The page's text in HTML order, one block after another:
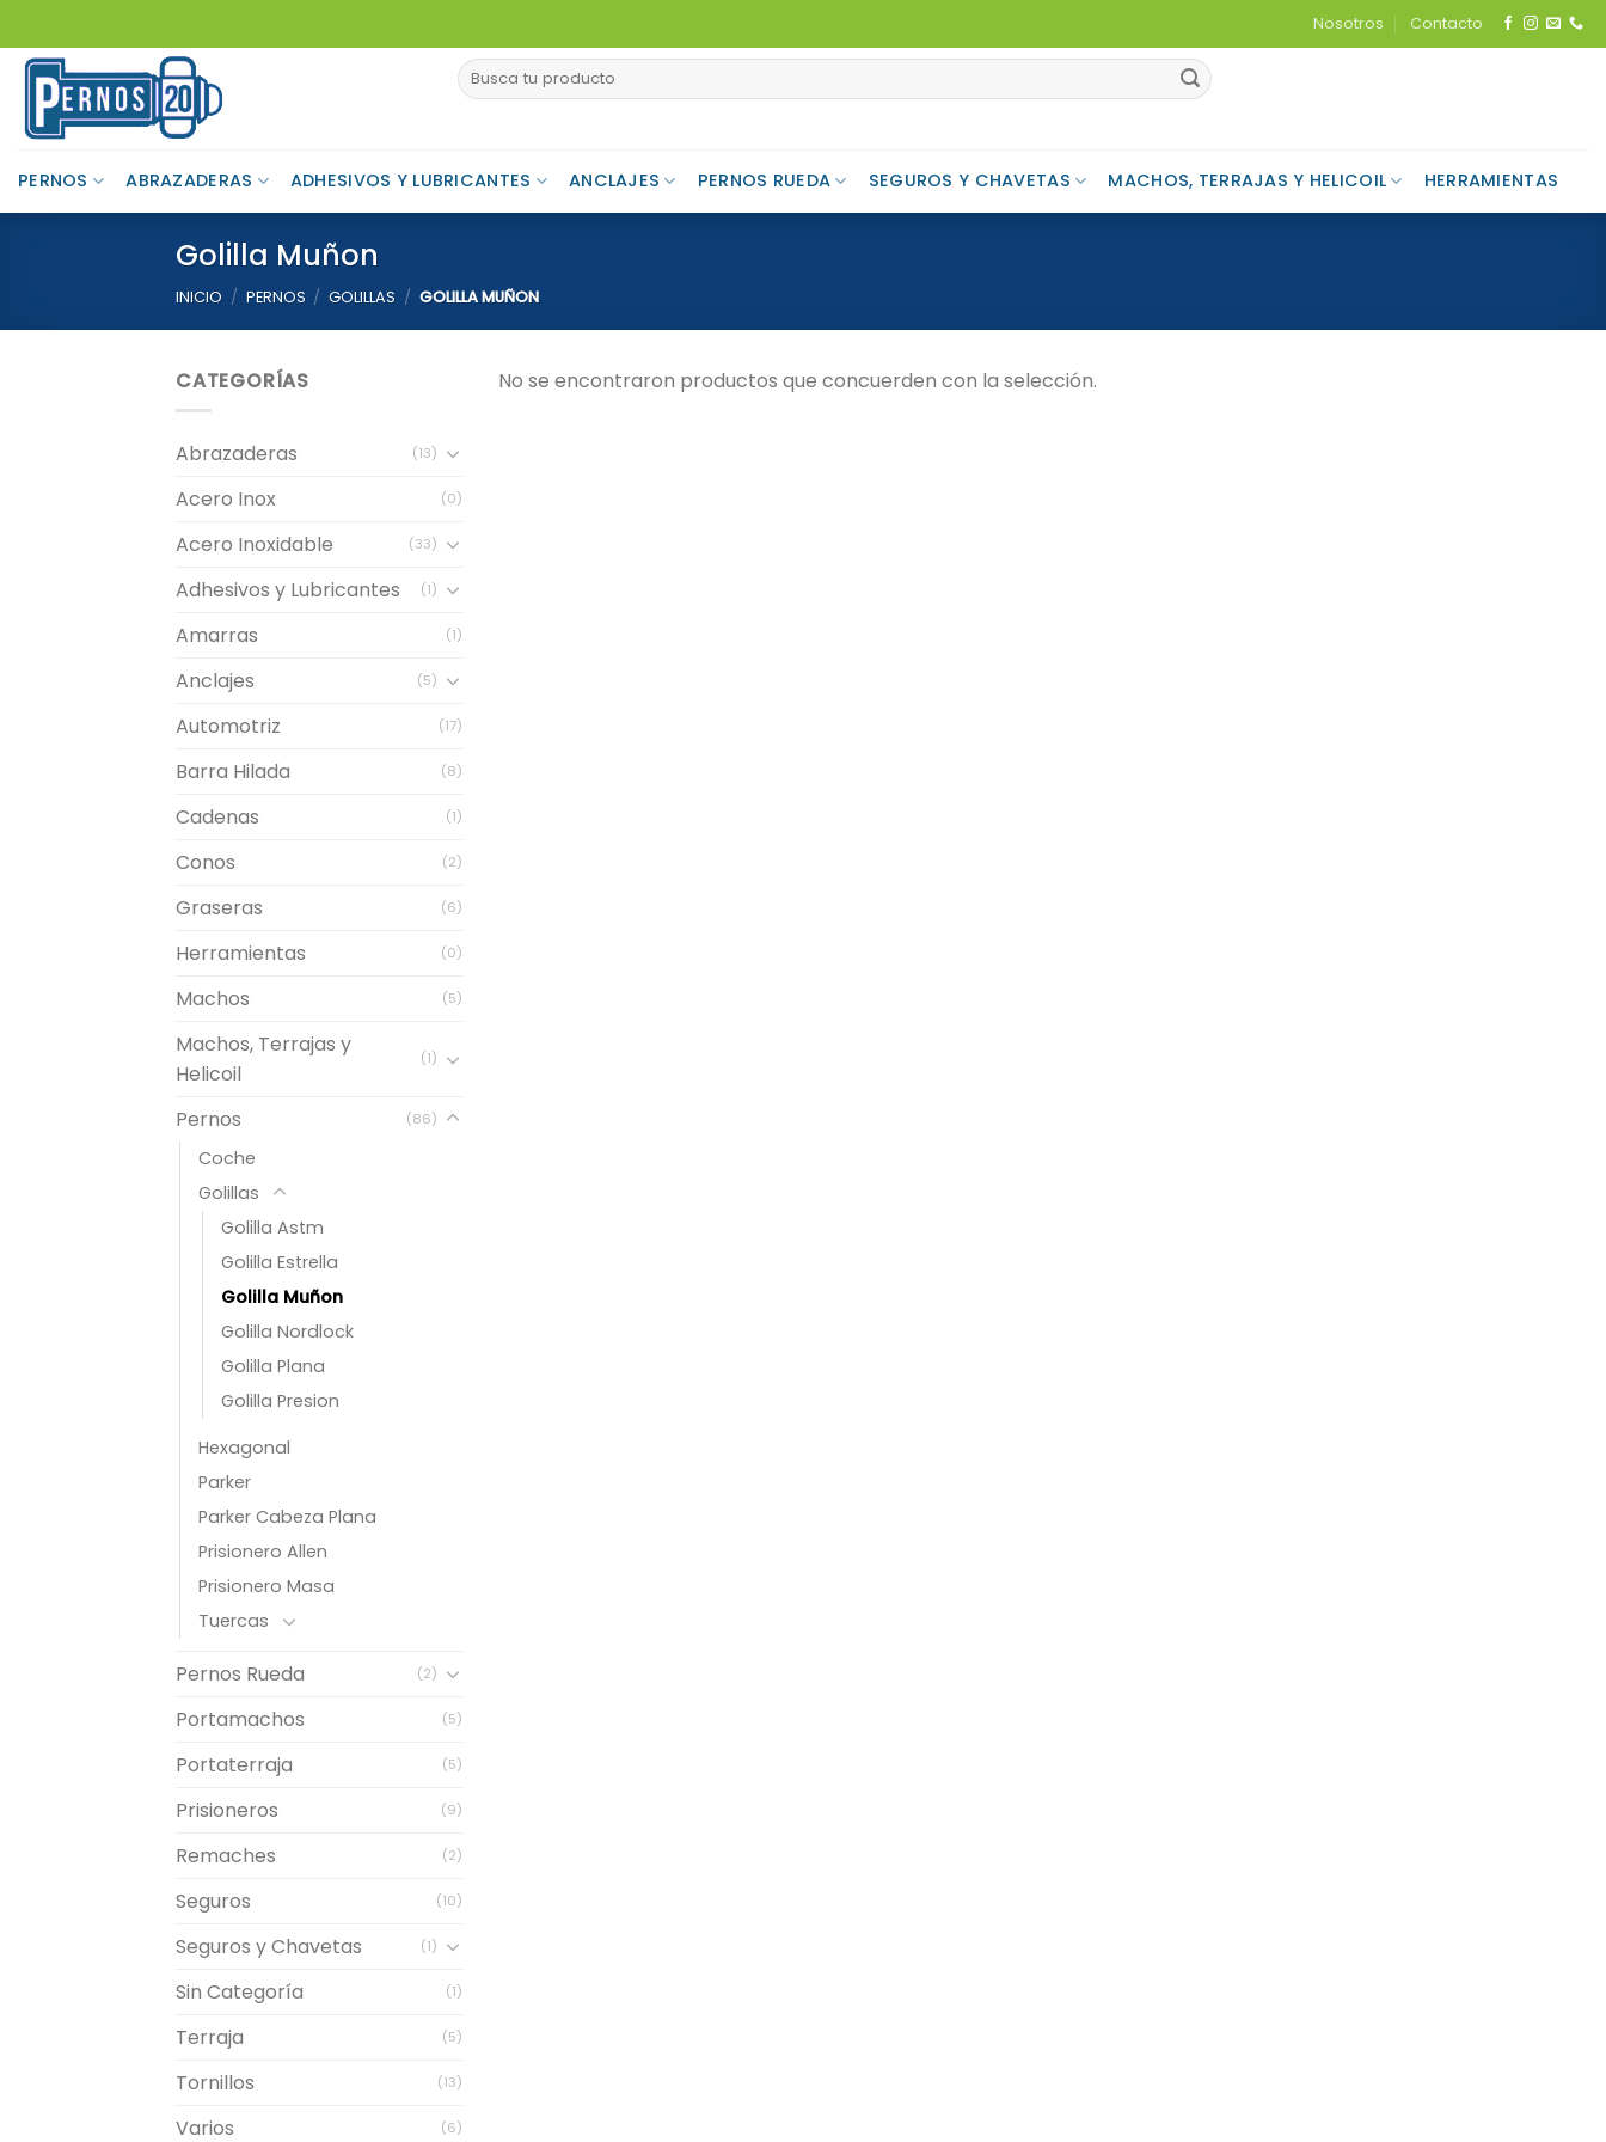
to
content
Nosotros Contacto
Buscar
por:
PERNOS ABRAZADERAS ADHESIVOS Y LUBRICANTES ANCLAJES PERNOS RUEDA SEGUROS Y CHAVETAS MACHOS, TERRAJAS Y HELICOIL HERRAMIENTAS
Golilla Muñon
INICIO / PERNOS / GOLILLAS / GOLILLA MUÑON
CATEGORÍAS
Abrazaderas (13)
Acero Inox (0)
Acero Inoxidable (33)
Adhesivos y Lubricantes (1)
Amarras (1)
Anclajes (5)
Automotriz (17)
Barra Hilada (8)
Cadenas (1)
Conos (2)
Graseras (6)
Herramientas (0)
Machos (5)
Machos, Terrajas y
Helicoil
(1)
Pernos (86)
Coche
Golillas
Golilla Astm
Golilla Estrella
Golilla Muñon
Golilla Nordlock
Golilla Plana
Golilla Presion
Hexagonal
Parker
Parker Cabeza Plana
Prisionero Allen
Prisionero Masa
Tuercas
Pernos Rueda (2)
Portamachos (5)
Portaterraja (5)
Prisioneros (9)
Remaches (2)
Seguros (10)
Seguros y Chavetas (1)
Sin Categoría (1)
Terraja (5)
Tornillos (13)
Varios (6)
No se encontraron productos que concuerden con la selección.